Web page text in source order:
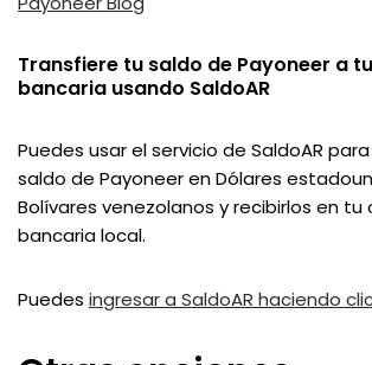
Transfiere tu saldo de Payoneer a
bancaria usando SaldoAR
Puedes usar el servicio de SaldoAR
saldo de Payoneer en Dólares
Bolívares venezolanos y recibirlos en tu
bancaria local.
Puedes ingresar a SaldoAR haciendo